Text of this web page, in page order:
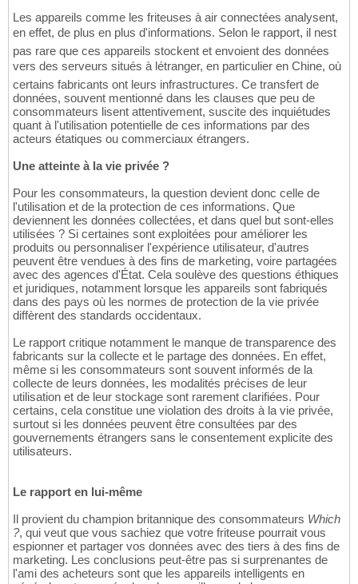
Les appareils comme les friteuses à air connectées analysent,
en effet, de plus en plus d'informations. Selon le rapport, il nest
pas rare que ces appareils stockent et envoient des données
vers des serveurs situés à létranger, en particulier en Chine, où
certains fabricants ont leurs infrastructures. Ce transfert de
données, souvent mentionné dans les clauses que peu de
consommateurs lisent attentivement, suscite des inquiétudes
quant à l'utilisation potentielle de ces informations par des
acteurs étatiques ou commerciaux étrangers.
Une atteinte à la vie privée ?
Pour les consommateurs, la question devient donc celle de
l'utilisation et de la protection de ces informations. Que
deviennent les données collectées, et dans quel but sont-elles
utilisées ? Si certaines sont exploitées pour améliorer les
produits ou personnaliser l'expérience utilisateur, d'autres
peuvent être vendues à des fins de marketing, voire partagées
avec des agences d'État. Cela soulève des questions éthiques
et juridiques, notamment lorsque les appareils sont fabriqués
dans des pays où les normes de protection de la vie privée
diffèrent des standards occidentaux.
Le rapport critique notamment le manque de transparence des
fabricants sur la collecte et le partage des données. En effet,
même si les consommateurs sont souvent informés de la
collecte de leurs données, les modalités précises de leur
utilisation et de leur stockage sont rarement clarifiées. Pour
certains, cela constitue une violation des droits à la vie privée,
surtout si les données peuvent être consultées par des
gouvernements étrangers sans le consentement explicite des
utilisateurs.
Le rapport en lui-même
Il provient du champion britannique des consommateurs Which
?, qui veut que vous sachiez que votre friteuse pourrait vous
espionner et partager vos données avec des tiers à des fins de
marketing. Les conclusions peut-être pas si surprenantes de
l'ami des acheteurs sont que les appareils intelligents en